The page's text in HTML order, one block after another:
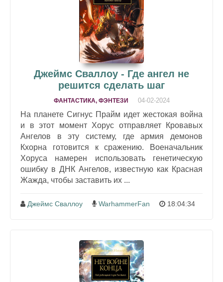
Джеймс Сваллоу - Где ангел не
решится сделать шаг
ФАНТАСТИКА, ФЭНТЕЗИ 04-02-2024
На планете Сигнус Прайм идет жестокая война
и в этот момент Хорус отправляет Кровавых
Ангелов в эту систему, где армия демонов
Кхорна готовится к сражению. Военачальник
Хоруса намерен использовать генетическую
ошибку в ДНК Ангелов, известную как Красная
Жажда, чтобы заставить их ...
Джеймс Сваллоу WarhammerFan 18:04:34